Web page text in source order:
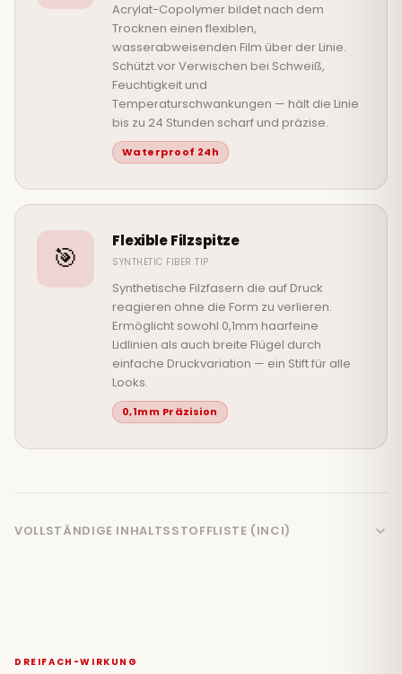
Acrylat-Copolymer bildet nach dem
Trocknen einen flexiblen,
wasserabweisenden Film über der Linie.
Schützt vor Verwischen bei Schweiß,
Feuchtigkeit und
Temperaturschwankungen — hält die Linie
bis zu 24 Stunden scharf und präzise.
Waterproof 24h
🎯
Flexible Filzspitze
SYNTHETIC FIBER TIP
Synthetische Filzfasern die auf Druck
reagieren ohne die Form zu verlieren.
Ermöglicht sowohl 0,1mm haarfeine
Lidlinien als auch breite Flügel durch
einfache Druckvariation — ein Stift für alle
Looks.
0,1mm Präzision
VOLLSTÄNDIGE INHALTSSTOFFLISTE (INCI)
DREIFACH-WIRKUNG